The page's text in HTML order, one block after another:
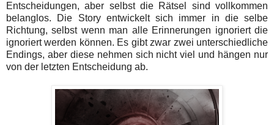
Entscheidungen, aber selbst die Rätsel sind vollkommen
belanglos. Die Story entwickelt sich immer in die selbe
Richtung, selbst wenn man alle Erinnerungen ignoriert die
ignoriert werden können. Es gibt zwar zwei unterschiedliche
Endings, aber diese nehmen sich nicht viel und hängen nur
von der letzten Entscheidung ab.